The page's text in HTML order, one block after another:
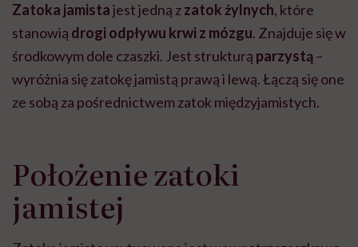
Zatoka jamistajest jedną zzatok żylnych, które
stanowią drogi odpływu krwi z mózgu. Znajduje się w
środkowym dole czaszki. Jest strukturą parzystą–
wyróżnia się zatokę jamistą prawą i lewą. Łączą się one
ze sobą za pośrednictwem zatok międzyjamistych.
Położenie zatoki
jamistej